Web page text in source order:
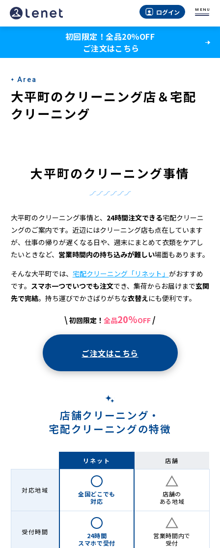
大
平
の
ク
リ
ー
宅
配
ク
リ
ー
ログイン MENU
初回限定！全品20％OFF
ご注文はこちら
Area
大平町のクリーニング店＆宅配
クリーニング
大平町のクリーニング事情
大平町のクリーニング事情と、 24時間注文できる宅配クリーニ
ングのご案内です。近辺にはクリーニング店も点在しています
が、仕事の帰りが遅くなる日や、週末にまとめて衣類をケアし
たいときなど、 営業時間内の持ち込みが難しい場面もあります。
そんな大平町では、 宅配クリーニング「リネット」 がおすすめ
です。 スマホ一つでいつでも注文でき、集荷からお届けまで玄関
先で完結。持ち運びでかさばりがちな衣替えにも便利です。
\ 初回限定！ 全品20%OFF /
ご注文はこちら
店舗クリーニング・
宅配クリーニングの特徴
リネット 店舗
対応地域
全国どこでも
対応
店舗の
ある地域
受付時間
24時間
スマホで受付
営業時間内で
受付